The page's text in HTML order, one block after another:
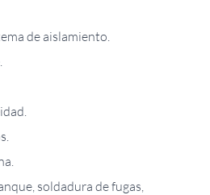
de aislamiento.
soldadura de fugas,